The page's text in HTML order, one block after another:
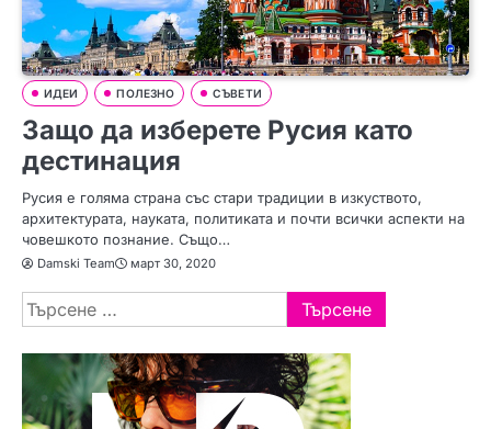
ИДЕИ ПОЛЕЗНО СЪВЕТИ
Защо да изберете Русия като
дестинация
Русия е голяма страна със стари традиции в изкуството,
архитектурата, науката, политиката и почти всички аспекти на
човешкото познание. Също…
Damski Team март 30, 2020
Търсене
за: